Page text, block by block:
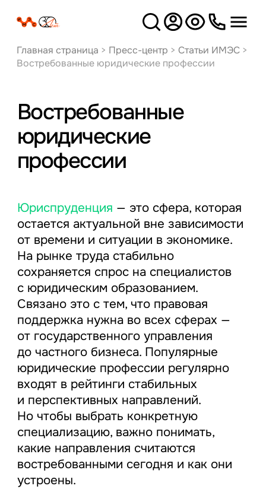
Версия
для слабовидящих
Главная страница > Пресс-центр > Статьи ИМЭС>
Востребованные юридические профессии
Востребованные
юридические
профессии
Юриспруденция — это сфера, которая
остается актуальной вне зависимости
от времени и ситуации в экономике.
На рынке труда стабильно
сохраняется спрос на специалистов
с юридическим образованием.
Связано это с тем, что правовая
поддержка нужна во всех сферах —
от государственного управления
до частного бизнеса. Популярные
юридические профессии регулярно
входят в рейтинги стабильных
и перспективных направлений.
Но чтобы выбрать конкретную
специализацию, важно понимать,
какие направления считаются
востребованными сегодня и как они
устроены.